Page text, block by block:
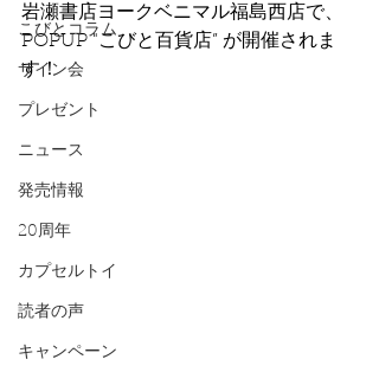
こびとコラム
サイン会
プレゼント
ニュース
発売情報
20周年
カプセルトイ
読者の声
キャンペーン
岩瀬書店ヨークベニマル福島西店で、
POPUP "こびと百貨店” が開催されま
す！